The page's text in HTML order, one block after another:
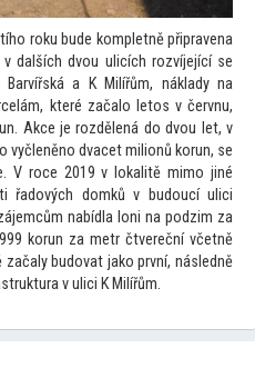
roku bude kompletně připravena
dalších dvou ulicích rozvíjející se
a K Milířům, náklady na
které začalo letos v červnu,
Akce je rozdělená do dvou let, v
dvacet milionů korun, se
V roce 2019 v lokalitě mimo jiné
řadových domků v budoucí ulici
nabídla loni na podzim za
korun za metr čtvereční včetně
budovat jako první, následně
v ulici K Milířům.